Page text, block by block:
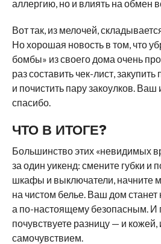
аллергию, но и влиять на обмен
Вот так, из мелочей,
Но хорошая новость в том, что
бомбы» из своего дома очень
раз составить чек-лист,
и почистить пару закоулков.
спасибо.
ЧТО В ИТОГЕ?
Большинство этих «невидимых
за один уикенд: смените губки и
шкафы и выключатели, начните
на чистом белье. Ваш дом станет
а по-настоящему безопасным. И
почувствуете разницу — и
самочувствием.